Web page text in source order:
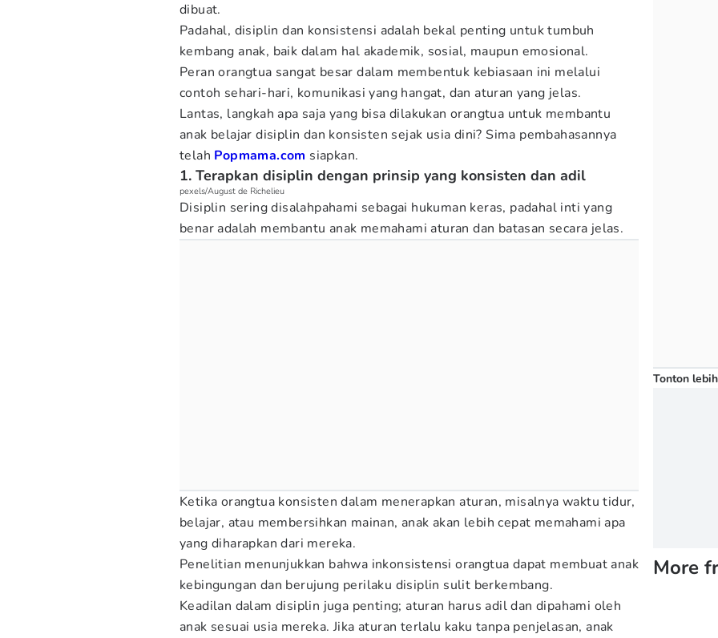
dibuat.
Padahal, disiplin dan konsistensi adalah bekal penting untuk tumbuh
kembang anak, baik dalam hal akademik, sosial, maupun emosional.
Peran orangtua sangat besar dalam membentuk kebiasaan ini melalui
contoh sehari-hari, komunikasi yang hangat, dan aturan yang jelas.
Lantas, langkah apa saja yang bisa dilakukan orangtua untuk membantu
anak belajar disiplin dan konsisten sejak usia dini? Sima pembahasannya
telah Popmama.com siapkan.
1. Terapkan disiplin dengan prinsip yang konsisten dan adil
pexels/August de Richelieu
Disiplin sering disalahpahami sebagai hukuman keras, padahal inti yang
benar adalah membantu anak memahami aturan dan batasan secara jelas.
Ketika orangtua konsisten dalam menerapkan aturan, misalnya waktu tidur,
belajar, atau membersihkan mainan, anak akan lebih cepat memahami apa
yang diharapkan dari mereka.
Penelitian menunjukkan bahwa inkonsistensi orangtua dapat membuat anak
kebingungan dan berujung perilaku disiplin sulit berkembang.
Keadilan dalam disiplin juga penting; aturan harus adil dan dipahami oleh
anak sesuai usia mereka. Jika aturan terlalu kaku tanpa penjelasan, anak
Tonton
More